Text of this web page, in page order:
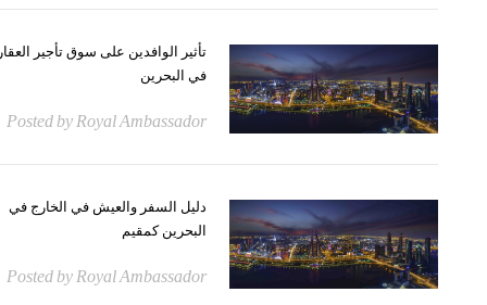
تأثير الوافدين على سوق تأجير
في البحرين
Posted by Royal Ambassador
دليل السفر والعيش في الخارج في
البحرين كمقيم
Posted by Royal Ambassador